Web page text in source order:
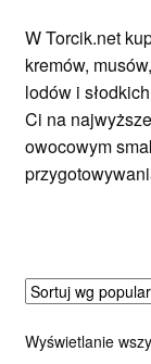
W Torcik.net
kremów,
lodów i
Ci na
owocowym
Wyświetlanie